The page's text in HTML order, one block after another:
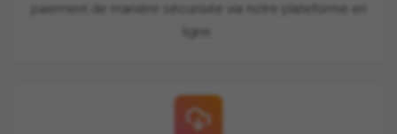
paiement de manière sécurisée via notre plateforme en
ligne.